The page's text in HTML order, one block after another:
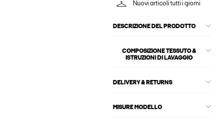
Nuovi articoli tutti i giorni
DESCRIZIONE DEL PRODOTTO
COMPOSIZIONE TESSUTO &
ISTRUZIONI DI LAVAGGIO
DELIVERY & RETURNS
MISURE MODELLO